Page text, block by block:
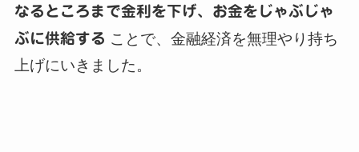
なるところまで金利を下げ、お金をじゃぶじゃ
ぶに供給する ことで、金融経済を無理やり持ち
上げにいきました。